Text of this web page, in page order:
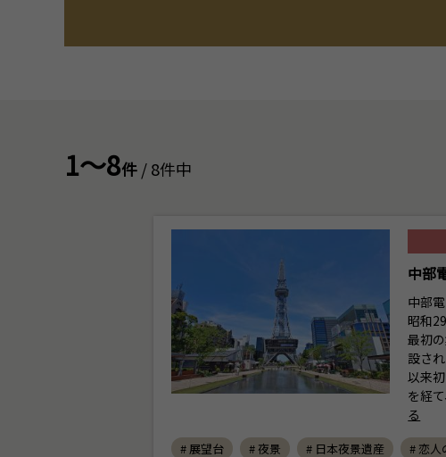
1～8件/ 8件中
中部
中部
昭和
最初
設さ
以来
を経
る
# 展望台 # 夜景 # 日本夜景遺産 # 恋人